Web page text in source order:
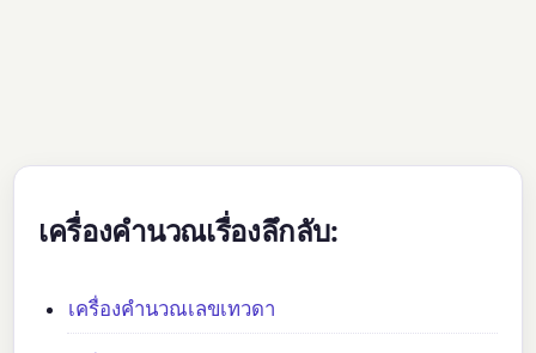
เครื่องคำนวณเรื่องลึกลับ:
เครื่องคำนวณเลขเทวดา